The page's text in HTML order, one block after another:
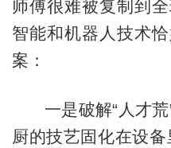
师傅很难被复制到
智能和机器人技术
案：
一是破解“人才
厨的技艺固化在设